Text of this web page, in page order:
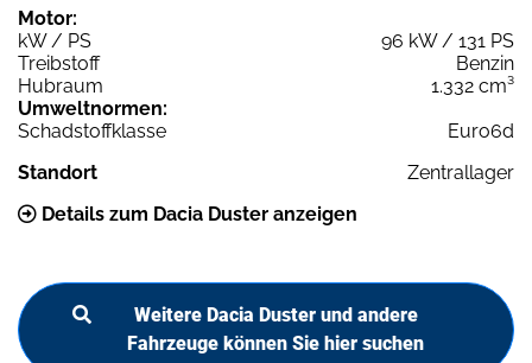
Motor:
kW / PS
96 kW / 131 PS
Treibstoff
Benzin
Hubraum
1.332 cm³
Umweltnormen:
Schadstoffklasse
Euro6d
Standort
Zentrallager
Details zum Dacia Duster anzeigen
Weitere Dacia Duster und andere
Fahrzeuge können Sie hier suchen